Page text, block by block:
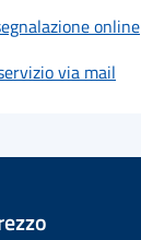
online
via mail